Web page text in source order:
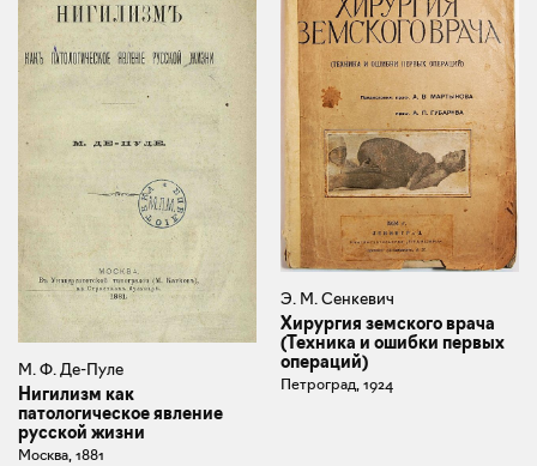
М. Ф. Де-Пуле
Нигилизм как
патологическое явление
русской жизни
Москва, 1881
Э. М. Сенкевич
Хирургия земского врача
(Техника и ошибки первых
операций)
Петроград, 1924